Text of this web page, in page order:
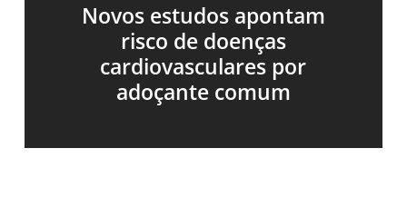
Novos estudos apontam
risco de doenças
cardiovasculares por
adoçante comum